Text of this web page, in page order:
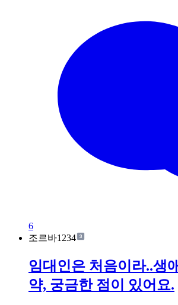
6
조르바1234
임대인은 처음이라..생
약, 궁금한 점이 있어요.